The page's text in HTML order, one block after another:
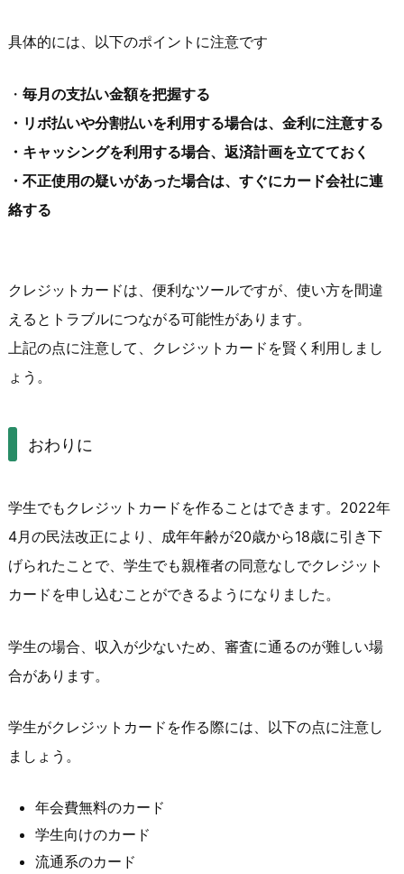
具体的には、以下のポイントに注意です
・ 毎月の支払い金額を把握する
・リボ払いや分割払いを利用する場合は、金利に注意する
・キャッシングを利用する場合、返済計画を立てておく
・不正使用の疑いがあった場合は、すぐにカード会社に連
絡する
クレジットカードは、便利なツールですが、使い方を間違
えるとトラブルにつながる可能性があります。
上記の点に注意して、クレジットカードを賢く利用しまし
ょう。
おわりに
学生でもクレジットカードを作ることはできます。2022年
4月の民法改正により、成年年齢が20歳から18歳に引き下
げられたことで、学生でも親権者の同意なしでクレジット
カードを申し込むことができるようになりました。
学生の場合、収入が少ないため、審査に通るのが難しい場
合があります。
学生がクレジットカードを作る際には、以下の点に注意し
ましょう。
年会費無料のカード
学生向けのカード
流通系のカード